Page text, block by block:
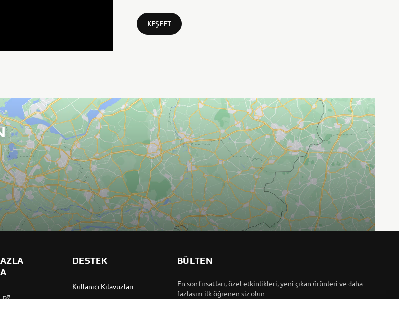
KEŞFET
DESTEK
Kullanıcı Kılavuzları
BÜLTEN
En son fırsatları, özel etkinlikleri, yeni çıkan ürünleri ve daha
fazlasını ilk öğrenen siz olun